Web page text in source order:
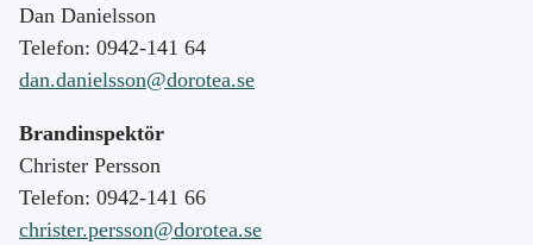
Dan Danielsson
Telefon: 0942-141 64
dan.danielsson@dorotea.se
Brandinspektör
Christer Persson
Telefon: 0942-141 66
christer.persson@dorotea.se